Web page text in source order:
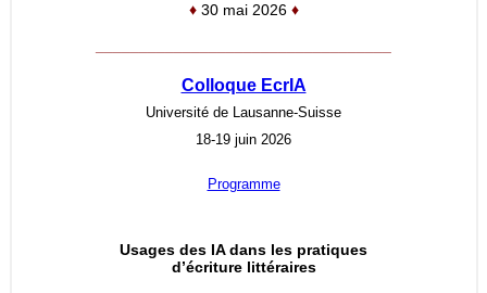
♦ 30 mai 2026 ♦
Colloque EcrIA
Université de Lausanne-Suisse
18-19 juin 2026
Programme
Usages des IA dans les pratiques
d’écriture littéraires